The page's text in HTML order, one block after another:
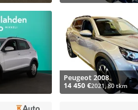
Peugeot 2008
14 450 €2021, 80 tkm